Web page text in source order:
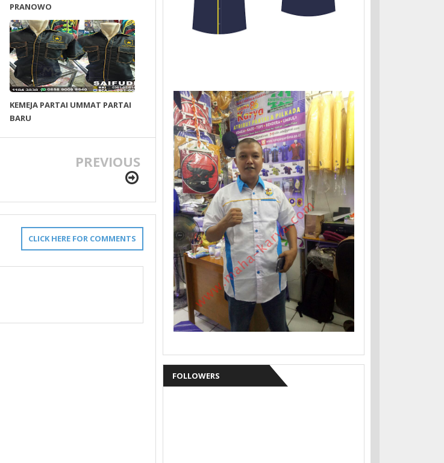
PRANOWO
KEMEJA PARTAI UMMAT PARTAI
BARU
PREVIOUS
CLICK HERE FOR COMMENTS
FOLLOWERS